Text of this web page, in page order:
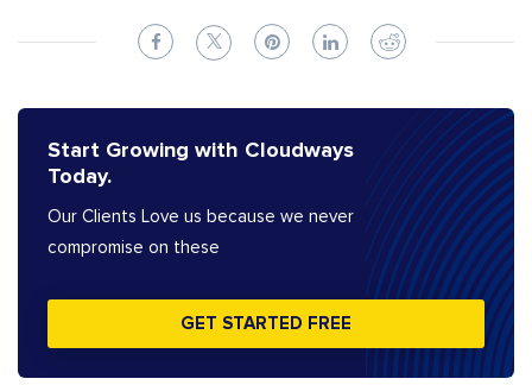
Start Growing with Cloudways
Today.
Our Clients Love us because we never
compromise on these
GET STARTED FREE